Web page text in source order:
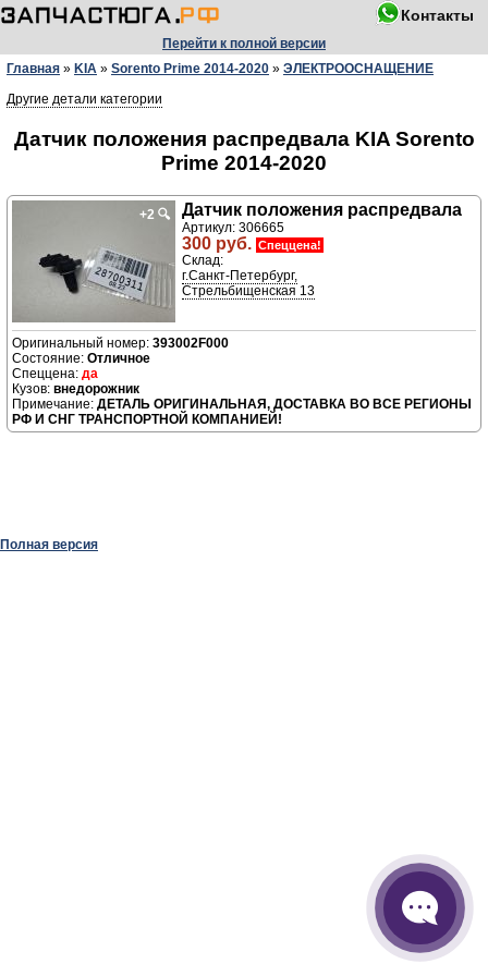
Контакты
Перейти к полной версии
Главная » KIA » Sorento Prime 2014-2020 » ЭЛЕКТРООСНАЩЕНИЕ
Другие детали категории
Датчик положения распредвала KIA Sorento
Prime 2014-2020
+2 🔍 Датчик положения распредвала
Артикул: 306665
300 руб. Спеццена!
Склад:
г.Санкт-Петербург,
Стрельбищенская 13
393002F000
Отличное
да
внедорожник
ДЕТАЛЬ ОРИГИНАЛЬНАЯ, ДОСТАВКА ВО ВСЕ РЕГИОНЫ
РФ И СНГ ТРАНСПОРТНОЙ КОМПАНИЕЙ!
Полная версия